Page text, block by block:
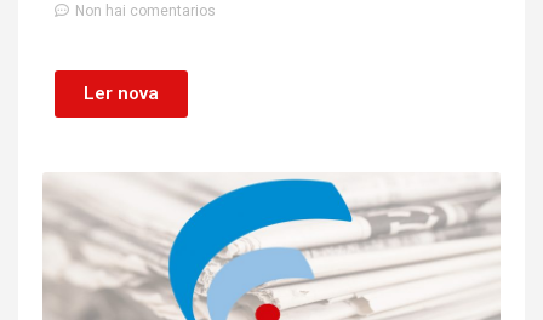
Non hai comentarios
Ler nova